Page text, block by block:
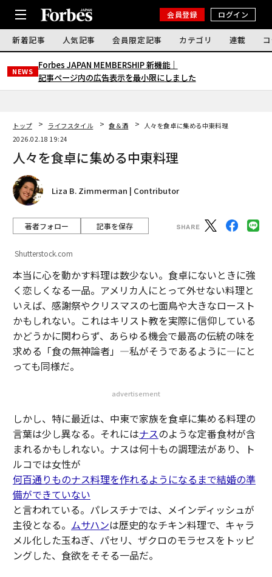
会員登録 ログイン
新着記事 人気記事 会員限定記事 カテゴリ 連載
NEWS
Forbes JAPAN MEMBERSHIP 新機能｜
記事ページ内の広告表示を最小限にしました
トップ ライフスタイル 食＆酒
人々を食卓に集める中東料理
2026.02.18 19:24
人々を食卓に集める中東料理
Liza B. Zimmerman | Contributor
著者フォロー 記事を保存
Shutterstock.com
本当に心を動かす料理は数少ない。食卓にないときに強
く恋しくなる一品。アメリカ人にとって外せない料理と
いえば、感謝祭やクリスマスの七面鳥や大きなロースト
かもしれない。これはキリスト教を実際に信仰している
かどうかに関わらず、あらゆる機会で最高の伝統の味を
求める「食の無神論者」—私がそうであるように—にと
っても同様だ。
advertisement
しかし、特に最近は、中東で家族を食卓に集める料理の
言葉は少し異なる。それにはナスのような定番食材が含
まれるかもしれない。ナスは何十もの調理法があり、ト
ルコでは女性が
何百通りものナス料理を作れるようになるまで結婚の準
備ができていない
と言われている。パレスチナでは、メインディッシュが
主役となる。 ムサハンは歴史的なチキン料理で、キャラ
メル化した玉ねぎ、パセリ、ザクロのモラセスをトッピ
ングした、食欲をそそる一品だ。